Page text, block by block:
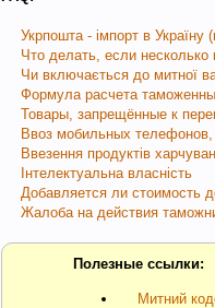
Укрпошта - імпорт в Україну
Что делать, если
Чи включається до митної
Формула расчета
Товары, запрещённые к
Ввоз мобильных телефонов,
Ввезення продуктів
Інтелектуальна власність
Добавляется ли стоимость
Жалоба на действия
Полезные ссылки:
Митний